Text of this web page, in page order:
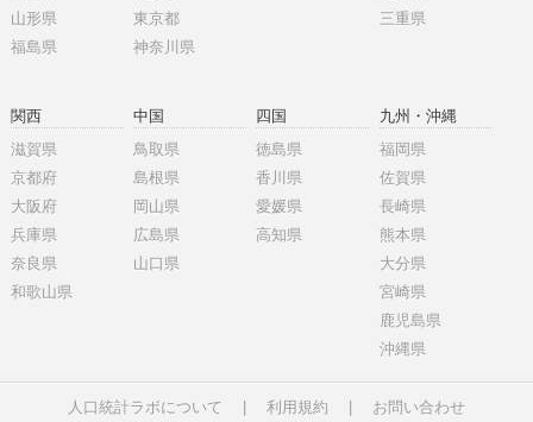
山形県
福島県
東京都
神奈川県
三重県
関西
滋賀県
京都府
大阪府
兵庫県
奈良県
和歌山県
中国
鳥取県
島根県
岡山県
広島県
山口県
四国
徳島県
香川県
愛媛県
高知県
九州・沖縄
福岡県
佐賀県
長崎県
熊本県
大分県
宮崎県
鹿児島県
沖縄県
人口統計ラボについて 利用規約 お問い合わせ